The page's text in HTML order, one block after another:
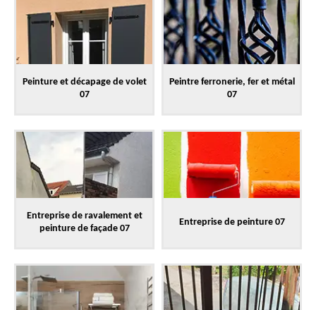
Peinture et décapage de volet
07
Peintre ferronerie, fer et métal
07
Entreprise de ravalement et
peinture de façade 07
Entreprise de peinture 07